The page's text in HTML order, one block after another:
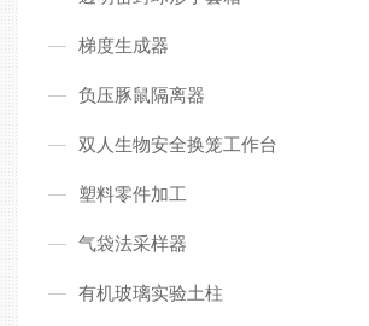
梯度生成器
负压豚鼠隔离器
双人生物安全换笼工作台
塑料零件加工
气袋法采样器
有机玻璃实验土柱